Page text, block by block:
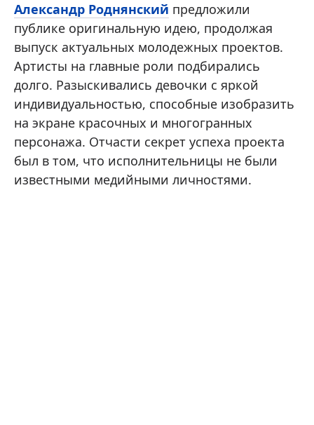
Александр Роднянский предложили
публике оригинальную идею, продолжая
выпуск актуальных молодежных проектов.
Артисты на главные роли подбирались
долго. Разыскивались девочки с яркой
индивидуальностью, способные изобразить
на экране красочных и многогранных
персонажа. Отчасти секрет успеха проекта
был в том, что исполнительницы не были
известными медийными личностями.